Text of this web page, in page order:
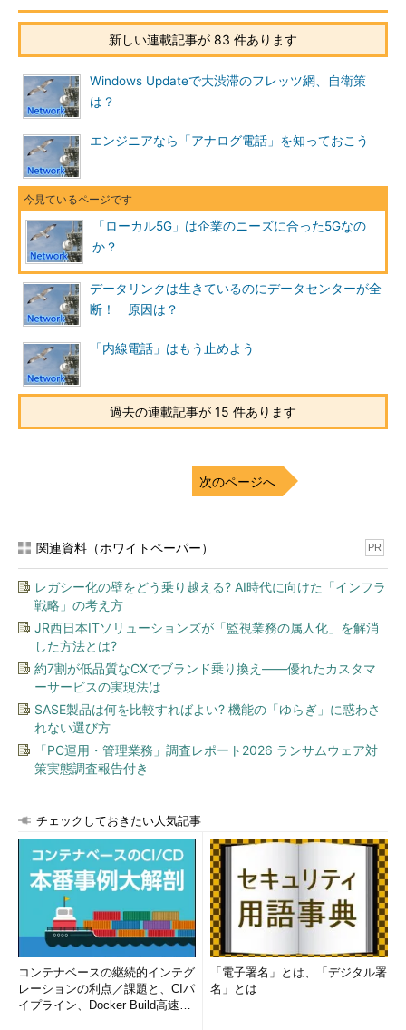
新しい連載記事が 83 件あります
Windows Updateで大渋滞のフレッツ網、自衛策
は？
エンジニアなら「アナログ電話」を知っておこう
「ローカル5G」は企業のニーズに合った5Gなの
か？
データリンクは生きているのにデータセンターが全
断！ 原因は？
「内線電話」はもう止めよう
過去の連載記事が 15 件あります
次のページへ
関連資料（ホワイトペーパー） PR
レガシー化の壁をどう乗り越える? AI時代に向けた「インフラ
戦略」の考え方
JR西日本ITソリューションズが「監視業務の属人化」を解消
した方法とは?
約7割が低品質なCXでブランド乗り換え――優れたカスタマ
ーサービスの実現法は
SASE製品は何を比較すればよい? 機能の「ゆらぎ」に惑わさ
れない選び方
「PC運用・管理業務」調査レポート2026 ランサムウェア対
策実態調査報告付き
チェックしておきたい人気記事
コンテナベースの継続的インテグ
レーションの利点／課題と、CIパ
イプライン、Docker Build高速化
「電子署名」とは、「デジタル署
名」とは